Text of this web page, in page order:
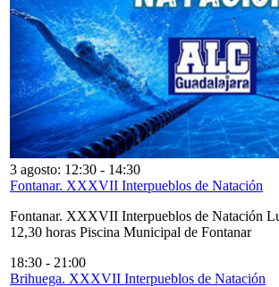
3 agosto: 12:30 - 14:30
Fontanar. XXXVII Interpueblos de Natación
Fontanar. XXXVII Interpueblos de Natación
12,30 horas Piscina Municipal de Fontanar
18:30 - 21:00
Brihuega. XXXVII Interpueblos de Natación